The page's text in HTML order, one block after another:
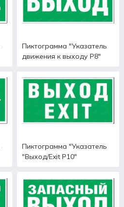
Пиктограмма "Указатель
движения к выходу Р8"
Пиктограмма "Указатель
"Выход/Exit Р10"